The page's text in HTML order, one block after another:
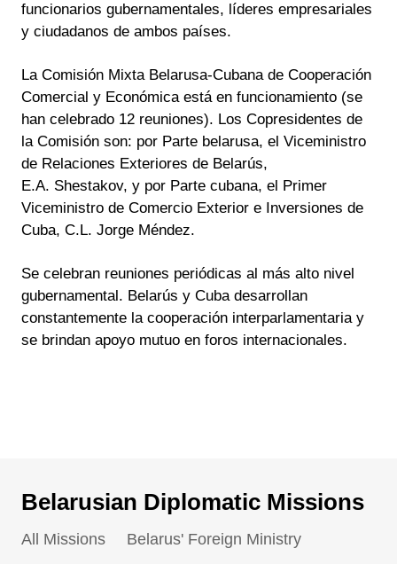
funcionarios gubernamentales, líderes empresariales
y ciudadanos de ambos países.
La Comisión Mixta Belarusa-Cubana de Cooperación
Comercial y Económica está en funcionamiento (se
han celebrado 12 reuniones). Los Copresidentes de
la Comisión son: por Parte belarusa, el Viceministro
de Relaciones Exteriores de Belarús,
E.A. Shestakov, y por Parte cubana, el Primer
Viceministro de Comercio Exterior e Inversiones de
Cuba, C.L. Jorge Méndez.
Se celebran reuniones periódicas al más alto nivel
gubernamental. Belarús y Cuba desarrollan
constantemente la cooperación interparlamentaria y
se brindan apoyo mutuo en foros internacionales.
Belarusian Diplomatic Missions
All Missions Belarus' Foreign Ministry